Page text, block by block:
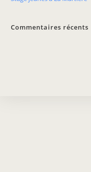
Commentaires récents